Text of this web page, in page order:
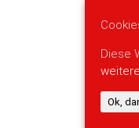
Diese
Ok,